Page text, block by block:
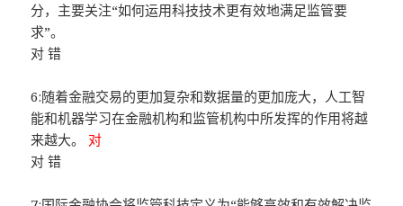
分，主要关注“如何运用科技技术更有效地满足监管要
求”。
对 错
6:随着金融交易的更加复杂和数据量的更加庞大，人工智
能和机器学习在金融机构和监管机构中所发挥的作用将越
来越大。 对
对 错